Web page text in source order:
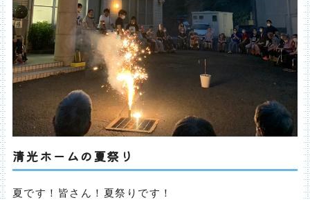
清光ホームの夏祭り
夏です！皆さん！夏祭りです！